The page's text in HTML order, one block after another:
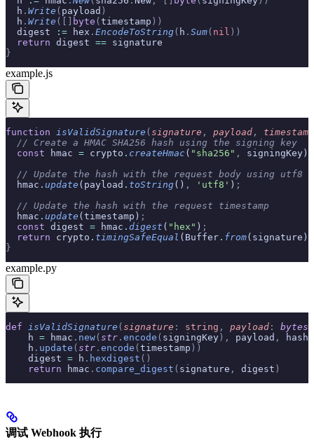
  h
. Write ( payload )
  h
. Write ([] byte ( timestamp ))
  digest
:= hex . EncodeToString( h . Sum( nil ))
  return
digest == signature
}
example.js
function isValidSignature ( signature , payload ,
timestamp
  // Create a HMAC SHA256 hash using the signing key
  const
hmac = crypto . createHmac ( "sha256" , signingKey)
  // Update the hash with the request body using utf8
  hmac
. update (payload . toString() , 'utf8' ) ;
  // Update the hash with the request timestamp
  hmac
. update (timestamp) ;
  const
digest = hmac . digest ( "hex" ) ;
  return
crypto . timingSafeEqual (Buffer . from(signature)
}
example.py
def isValidSignature ( signature : string , payload : bytes
    h
= hmac . new( str . encode ( signingKey ), payload ,
    h
. update ( str . encode ( timestamp ))
    digest
= h . hexdigest ()
    return
hmac . compare_digest ( signature , digest )
调试 Webhook 执行